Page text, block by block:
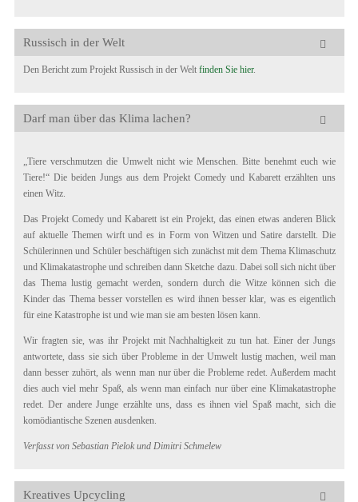
Russisch in der Welt
Den Bericht zum Projekt Russisch in der Welt finden Sie hier.
Darf man über das Klima lachen?
„Tiere verschmutzen die Umwelt nicht wie Menschen. Bitte benehmt euch wie
Tiere!“ Die beiden Jungs aus dem Projekt Comedy und Kabarett erzählten uns
einen Witz.
Das Projekt Comedy und Kabarett ist ein Projekt, das einen etwas anderen Blick
auf aktuelle Themen wirft und es in Form von Witzen und Satire darstellt. Die
Schülerinnen und Schüler beschäftigen sich zunächst mit dem Thema Klimaschutz
und Klimakatastrophe und schreiben dann Sketche dazu. Dabei soll sich nicht über
das Thema lustig gemacht werden, sondern durch die Witze können sich die
Kinder das Thema besser vorstellen es wird ihnen besser klar, was es eigentlich
für eine Katastrophe ist und wie man sie am besten lösen kann.
Wir fragten sie, was ihr Projekt mit Nachhaltigkeit zu tun hat. Einer der Jungs
antwortete, dass sie sich über Probleme in der Umwelt lustig machen, weil man
dann besser zuhört, als wenn man nur über die Probleme redet. Außerdem macht
dies auch viel mehr Spaß, als wenn man einfach nur über eine Klimakatastrophe
redet. Der andere Junge erzählte uns, dass es ihnen viel Spaß macht, sich die
komödiantische Szenen ausdenken.
Verfasst von Sebastian Pielok und Dimitri Schmelew
Kreatives Upcycling